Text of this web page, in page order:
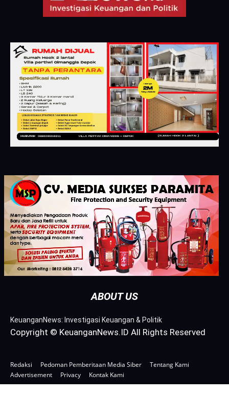
ABOUT US
KeuanganNews: Investigasi Keuangan & Politik
Copyright © KeuanganNews.ID All Rights Reserved
Redaksi Pedoman Pemberitaan Media Siber
Tentang Kami
Advertisement
Privacy Kontak Kami